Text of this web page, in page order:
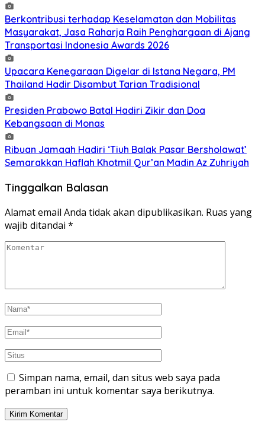
Berkontribusi terhadap Keselamatan dan Mobilitas
Masyarakat, Jasa Raharja Raih Penghargaan di Ajang
Transportasi Indonesia Awards 2026
Upacara Kenegaraan Digelar di Istana Negara, PM
Thailand Hadir Disambut Tarian Tradisional
Presiden Prabowo Batal Hadiri Zikir dan Doa
Kebangsaan di Monas
Ribuan Jamaah Hadiri ‘Tiuh Balak Pasar Bersholawat’
Semarakkan Haflah Khotmil Qur’an Madin Az Zuhriyah
Tinggalkan Balasan
Alamat email Anda tidak akan dipublikasikan. Ruas yang
wajib ditandai *
Simpan nama, email, dan situs web saya pada
peramban ini untuk komentar saya berikutnya.